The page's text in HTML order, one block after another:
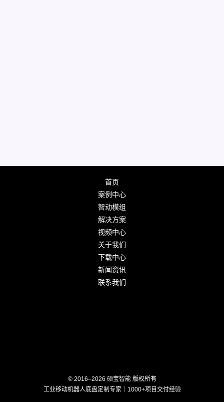
首页
案例中心
智动模组
解决方案
视频中心
关于我们
下载中心
新闻资讯
联系我们
© 2016–2026 硕宝智能 版权所有
工业移动机器人底盘定制专家｜1000+项目交付经验